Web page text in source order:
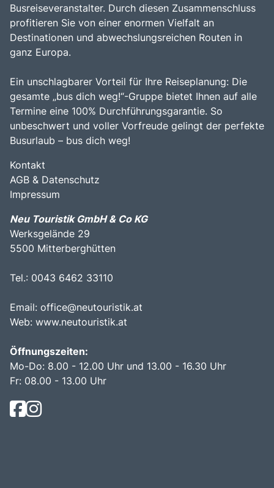
Busreiseveranstalter. Durch diesen Zusammenschluss
profitieren Sie von einer enormen Vielfalt an
Destinationen und abwechslungsreichen Routen in
ganz Europa.
Ein unschlagbarer Vorteil für Ihre Reiseplanung: Die
gesamte „bus dich weg!“-Gruppe bietet Ihnen auf alle
Termine eine 100% Durchführungsgarantie. So
unbeschwert und voller Vorfreude gelingt der perfekte
Busurlaub – bus dich weg!
Kontakt
AGB & Datenschutz
Impressum
Neu Touristik GmbH & Co KG
Werksgelände 29
5500 Mitterberghütten
Tel.: 0043 6462 33110
Email: office@neutouristik.at
Web: www.neutouristik.at
Öffnungszeiten:
Mo-Do: 8.00 - 12.00 Uhr und 13.00 - 16.30 Uhr
Fr: 08.00 - 13.00 Uhr